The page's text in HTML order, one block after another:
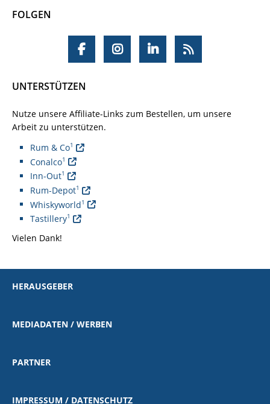
FOLGEN
UNTERSTÜTZEN
Nutze unsere Affiliate-Links zum Bestellen, um unsere
Arbeit zu unterstützen.
Rum & Co1
Conalco1
Inn-Out1
Rum-Depot1
Whiskyworld1
Tastillery1
Vielen Dank!
HERAUSGEBER
MEDIADATEN / WERBEN
PARTNER
IMPRESSUM / DATENSCHUTZ